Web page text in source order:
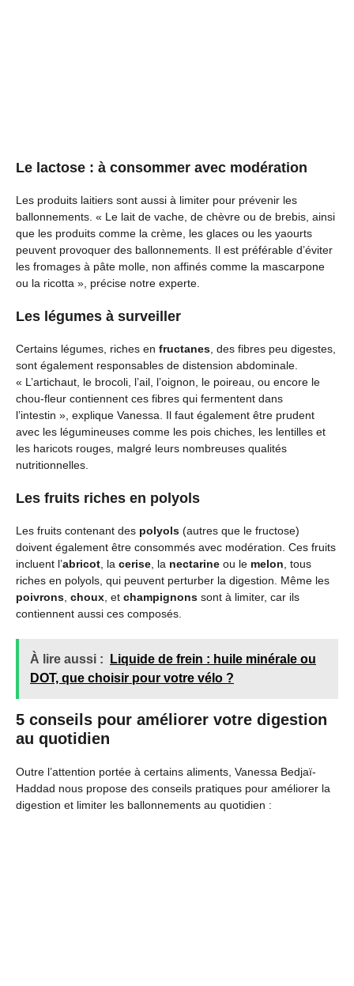
Le lactose : à consommer avec modération
Les produits laitiers sont aussi à limiter pour prévenir les
ballonnements. « Le lait de vache, de chèvre ou de brebis, ainsi
que les produits comme la crème, les glaces ou les yaourts
peuvent provoquer des ballonnements. Il est préférable d’éviter
les fromages à pâte molle, non affinés comme la mascarpone
ou la ricotta », précise notre experte.
Les légumes à surveiller
Certains légumes, riches en fructanes , des fibres peu digestes,
sont également responsables de distension abdominale.
« L’artichaut, le brocoli, l’ail, l’oignon, le poireau, ou encore le
chou-fleur contiennent ces fibres qui fermentent dans
l’intestin », explique Vanessa. Il faut également être prudent
avec les légumineuses comme les pois chiches, les lentilles et
les haricots rouges, malgré leurs nombreuses qualités
nutritionnelles.
Les fruits riches en polyols
Les fruits contenant des polyols (autres que le fructose)
doivent également être consommés avec modération. Ces fruits
incluent l’abricot , la cerise , la nectarine ou le melon , tous
riches en polyols, qui peuvent perturber la digestion. Même les
poivrons choux , et champignons sont à limiter, car ils
contiennent aussi ces composés.
À lire aussi :
Liquide de frein : huile minérale ou
DOT, que choisir pour votre vélo ?
5 conseils pour améliorer votre digestion
au quotidien
Outre l’attention portée à certains aliments, Vanessa Bedjaï-
Haddad nous propose des conseils pratiques pour améliorer la
digestion et limiter les ballonnements au quotidien :